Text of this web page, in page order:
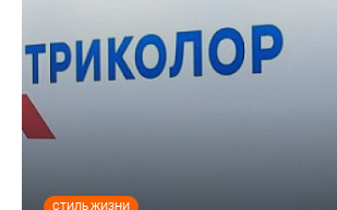
СТИЛЬ ЖИЗНИ